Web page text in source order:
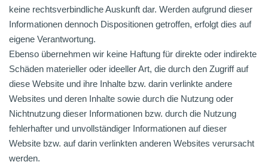
keine rechtsverbindliche Auskunft dar. Werden aufgrund dieser
Informationen dennoch Dispositionen getroffen, erfolgt dies auf
eigene Verantwortung.
Ebenso übernehmen wir keine Haftung für direkte oder indirekte
Schäden materieller oder ideeller Art, die durch den Zugriff auf
diese Website und ihre Inhalte bzw. darin verlinkte andere
Websites und deren Inhalte sowie durch die Nutzung oder
Nichtnutzung dieser Informationen bzw. durch die Nutzung
fehlerhafter und unvollständiger Informationen auf dieser
Website bzw. auf darin verlinkten anderen Websites verursacht
werden.